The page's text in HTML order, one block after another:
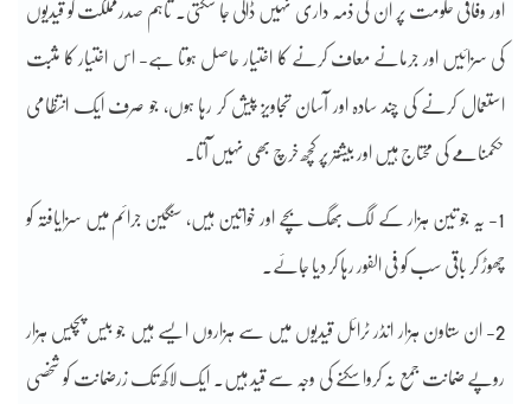
اور وفاقی حکومت پر ان کی ذمہ داری نہیں ڈالی جا سکتی۔ تاہم صدرمملکت کو قیدیوں
کی سزائیں اور جرمانے معاف کرنے کا اختیار حاصل ہوتا ہے- اس اختیار کا مثبت
استعمال کرنے کی چند سادہ اور آسان تجاویز پیش کر رہا ہوں، جو صرف ایک انتظامی
حکمنامے کی محتاج ہیں اور بیشتر پر کچھ خرچ بھی نہیں آتا۔
1- یہ جو تین ہزار کے لگ بھگ بچے اور خواتین ہیں، سنگین جرائم میں سزایافتہ کو
چھوڑ کر باقی سب کو فی الفور رہا کر دیا جائے۔
2- ان ستاون ہزار انڈر ٹرائل قیدیوں میں سے ہزاروں ایسے ہیں جو بیس پچیس ہزار
روپے ضمانت جمع نہ کروا سکنے کی وجہ سے قید ہیں۔ ایک لاکھ تک زرضمانت کو شخصی